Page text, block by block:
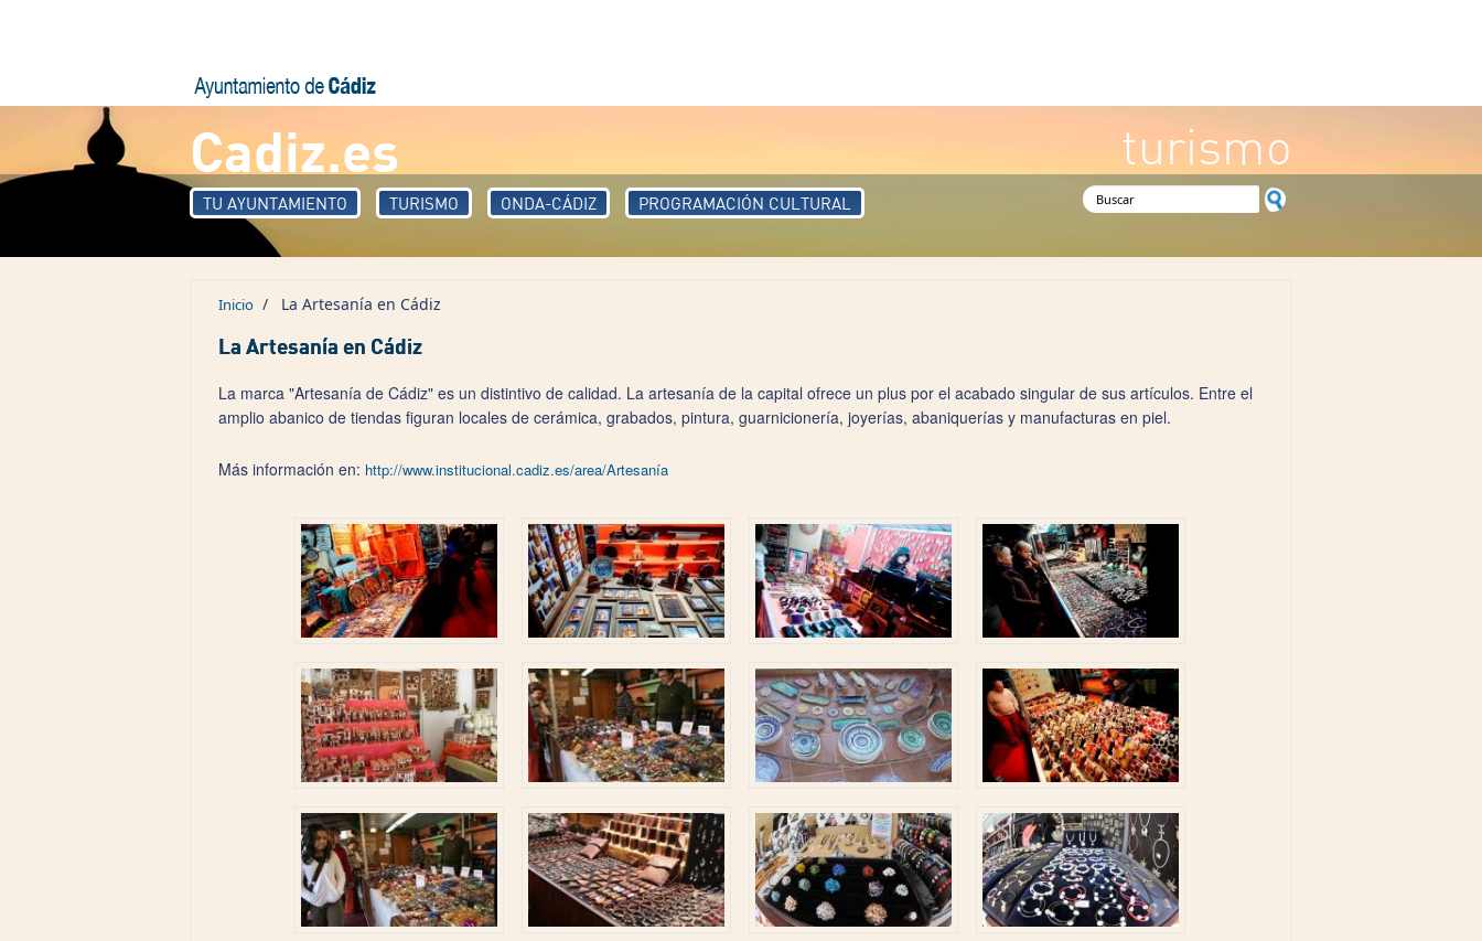
Cadiz.es turismo
TU AYUNTAMIENTO TURISMO ONDA-CÁDIZ PROGRAMACIÓN CULTURAL Formulario de búsqueda
Inicio / La Artesanía en Cádiz
La Artesanía en Cádiz
La marca "Artesanía de Cádiz" es un distintivo de calidad. La artesanía de la capital ofrece un plus por el acabado singular de sus artículos. Entre el
amplio abanico de tiendas figuran locales de cerámica, grabados, pintura, guarnicionería, joyerías, abaniquerías y manufacturas en piel.
Más información en: http://www.institucional.cadiz.es/area/Artesanía